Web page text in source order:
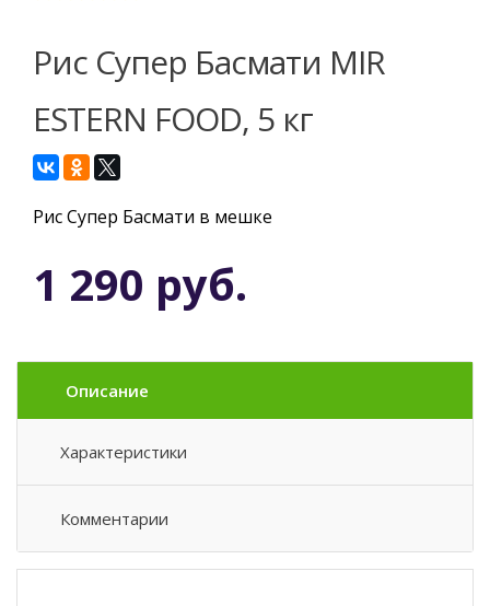
Рис Супер Басмати MIR
ESTERN FOOD, 5 кг
Рис Супер Басмати в мешке
1 290 руб.
Описание
Характеристики
Комментарии